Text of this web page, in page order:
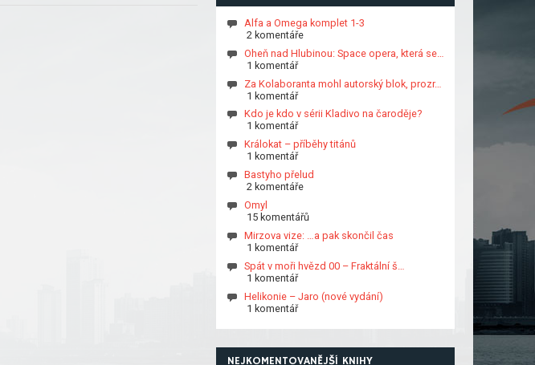
Alfa a Omega komplet 1-3
2 komentáře
Oheň nad Hlubinou: Space opera, která se…
1 komentář
Za Kolaboranta mohl autorský blok, prozr…
1 komentář
Kdo je kdo v sérii Kladivo na čaroděje?
1 komentář
Králokat – příběhy titánů
1 komentář
Bastyho přelud
2 komentáře
Omyl
15 komentářů
Mirzova vize: …a pak skončil čas
1 komentář
Spát v moři hvězd 00 – Fraktální š…
1 komentář
Helikonie – Jaro (nové vydání)
1 komentář
NEJKOMENTOVANĚJŠÍ KNIHY